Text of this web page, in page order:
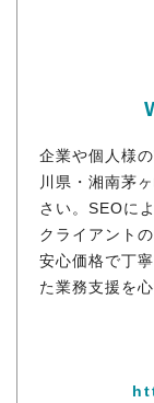
企業や個人様
川県・湘南茅
さい。SEOに
クライアント
安心価格で丁
た業務支援を